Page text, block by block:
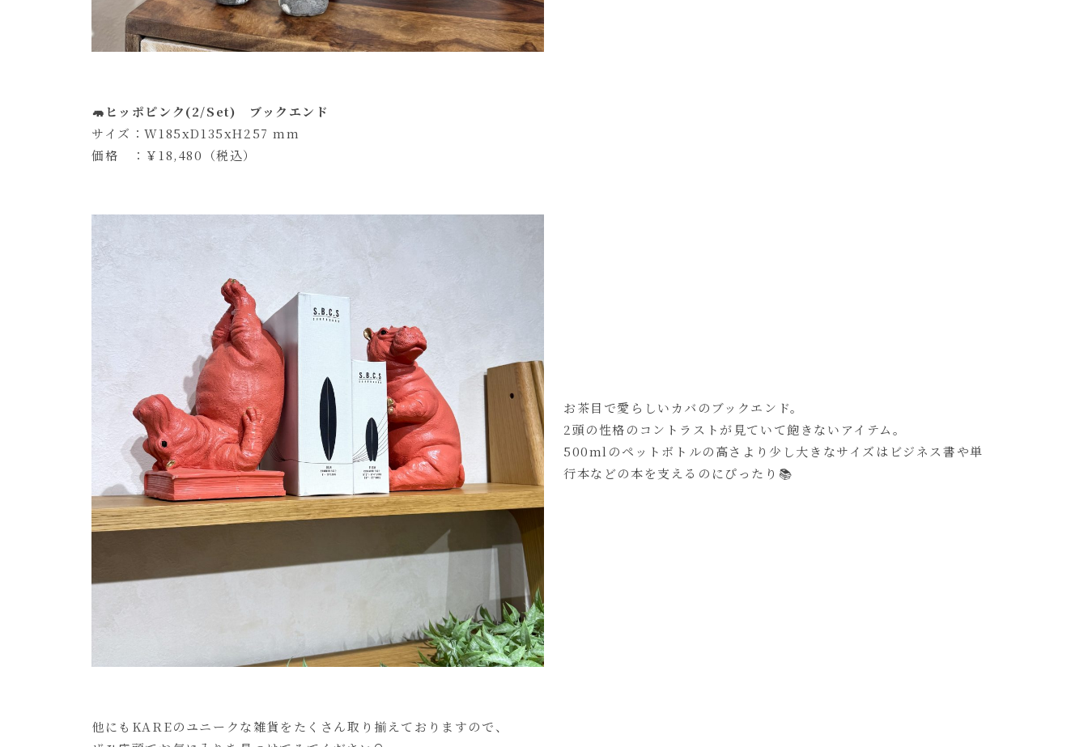
🦛ヒッポピンク(2/Set) ブックエンド
サイズ：W185xD135xH257 mm
価格 ：￥18,480（税込）
お茶目で愛らしいカバのブックエンド。
2頭の性格のコントラストが見ていて飽きないアイテム。
500mlのペットボトルの高さより少し大きなサイズはビジネス書や単
行本などの本を支えるのにぴったり📚
他にもKAREのユニークな雑貨をたくさん取り揃えておりますので、